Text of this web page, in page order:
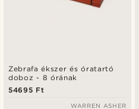
Zebrafa ékszer és óratartó
doboz - 8 órának
54695 Ft
WARREN ASHER